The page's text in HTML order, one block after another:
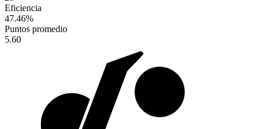
Eficiencia
47.46%
Puntos promedio
5.60